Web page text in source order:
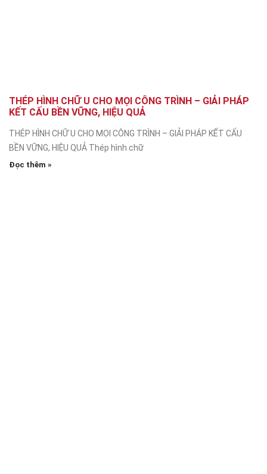
THÉP HÌNH CHỮ U CHO MỌI CÔNG TRÌNH – GIẢI PHÁP
KẾT CẤU BỀN VỮNG, HIỆU QUẢ
THÉP HÌNH CHỮ U CHO MỌI CÔNG TRÌNH – GIẢI PHÁP KẾT CẤU
BỀN VỮNG, HIỆU QUẢ Thép hình chữ
Đọc thêm »